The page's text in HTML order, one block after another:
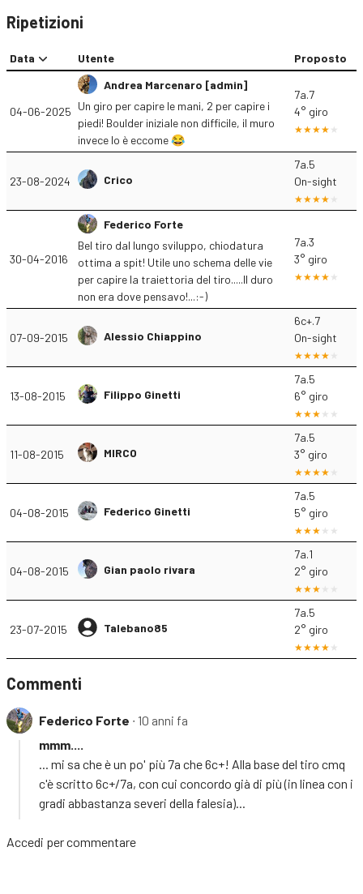
Ripetizioni
Data Utente Proposto
04-06-2025
Andrea Marcenaro [admin]
Un giro per capire le mani, 2 per capire i
piedi! Boulder iniziale non difficile, il muro
invece lo è eccome 😂
7a.7
4° giro
23-08-2024 Crico
7a.5
On-sight
30-04-2016
Federico Forte
Bel tiro dal lungo sviluppo, chiodatura
ottima a spit! Utile uno schema delle vie
per capire la traiettoria del tiro.....Il duro
non era dove pensavo!...:-)
7a.3
3° giro
07-09-2015 Alessio Chiappino
6c+.7
On-sight
13-08-2015 Filippo Ginetti
7a.5
6° giro
11-08-2015 MIRCO
7a.5
3° giro
04-08-2015 Federico Ginetti
7a.5
5° giro
04-08-2015 Gian paolo rivara
7a.1
2° giro
23-07-2015 Talebano85
7a.5
2° giro
Commenti
Federico Forte ∙ 10 anni fa
mmm....
... mi sa che è un po' più 7a che 6c+! Alla base del tiro cmq
c'è scritto 6c+/7a, con cui concordo già di più (in linea con i
gradi abbastanza severi della falesia)...
Accedi per commentare